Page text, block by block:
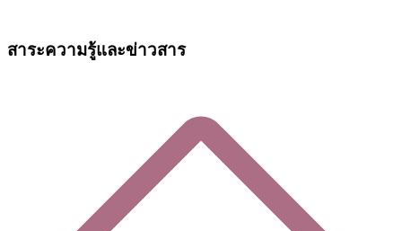
สาระความรู้และข่าวสาร